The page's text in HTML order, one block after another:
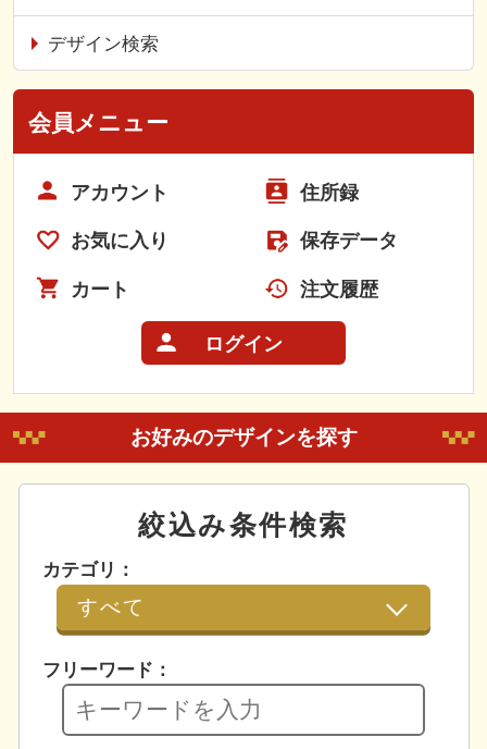
デザイン検索
会員メニュー
アカウント 住所録
お気に入り 保存データ
カート 注文履歴
ログイン
お好みのデザインを探す
絞込み条件検索
カテゴリ：
フリーワード：